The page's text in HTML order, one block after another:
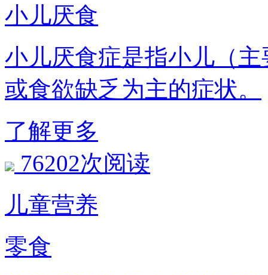
小儿厌食
小儿厌食症是指小儿（
或食欲缺乏为主的症状。
了解更多
76202次阅读
儿童营养
零食